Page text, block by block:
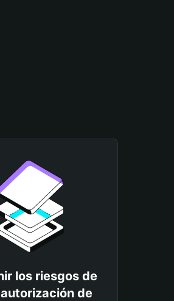
los riesgos de
de